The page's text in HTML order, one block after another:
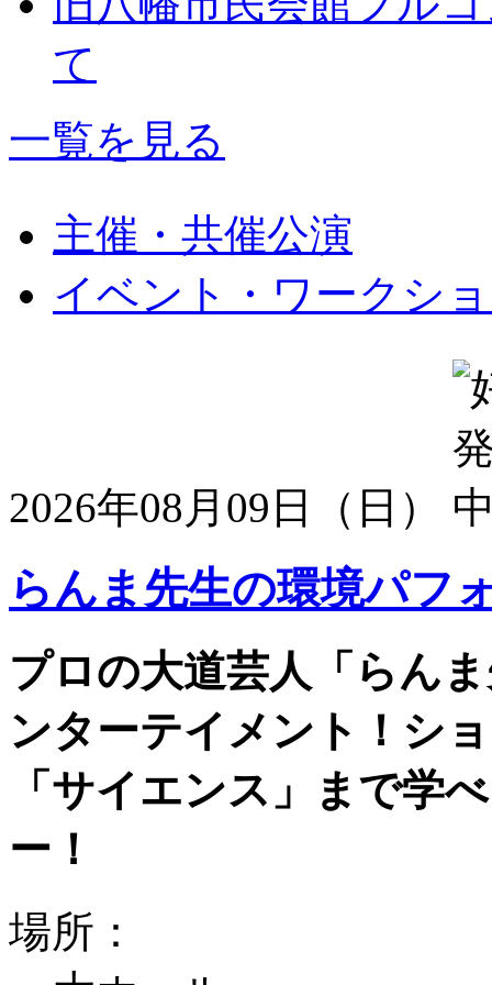
て
一覧を見る
主催・共催公演
イベント・ワークシ
2026年08月09日（日）
らんま先生の環境パフ
プロの大道芸人「らん
ンターテイメント！シ
「サイエンス」まで学
ー！
場所：